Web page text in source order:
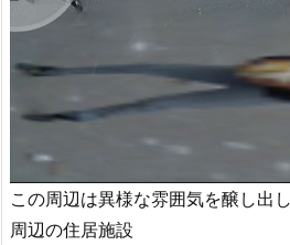
この周辺は異様な雰囲気を醸し出
周辺の住居施設